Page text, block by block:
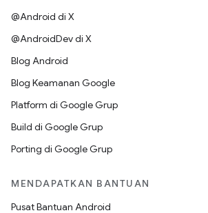
@Android di X
@AndroidDev di X
Blog Android
Blog Keamanan Google
Platform di Google Grup
Build di Google Grup
Porting di Google Grup
MENDAPATKAN BANTUAN
Pusat Bantuan Android